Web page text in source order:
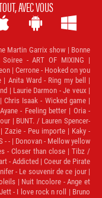
AVEC VOUS
 
Martin Garrix show | Bonne
- ART OF MIXING |
| Cerrone - Hooked on you
Anita Ward - Ring my bell |
| Laurie Darmon - Je veux |
Isaak - Wicked game |
- Feeling better | Oria -
| BUNT. / Lauren Spencer-
Zazie - Peu importe | Kaky -
- - | Donovan - Mellow yellow
- Closer than close | Tibz /
- Addicted | Coeur de Pirate
- Le souvenir de ce jour |
| Nuit Incolore - Ange et
- I love rock n roll | Bruno